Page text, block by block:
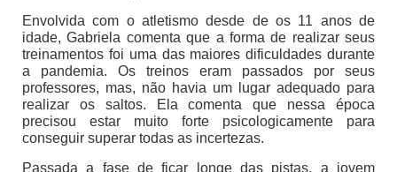
Envolvida com o atletismo desde de os 11 anos de
idade, Gabriela comenta que a forma de realizar seus
treinamentos foi uma das maiores dificuldades durante
a pandemia. Os treinos eram passados por seus
professores, mas, não havia um lugar adequado para
realizar os saltos. Ela comenta que nessa época
precisou estar muito forte psicologicamente para
conseguir superar todas as incertezas.
Passada a fase de ficar longe das pistas, a jovem